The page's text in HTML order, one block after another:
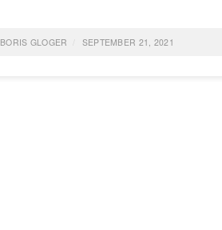
BORIS GLOGER SEPTEMBER 21, 2021